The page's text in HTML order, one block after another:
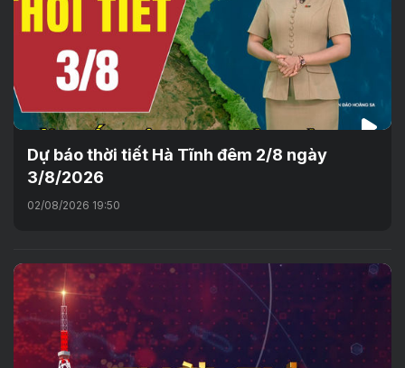
Dự báo thời tiết Hà Tĩnh đêm 2/8 ngày
3/8/2026
02/08/2026 19:50